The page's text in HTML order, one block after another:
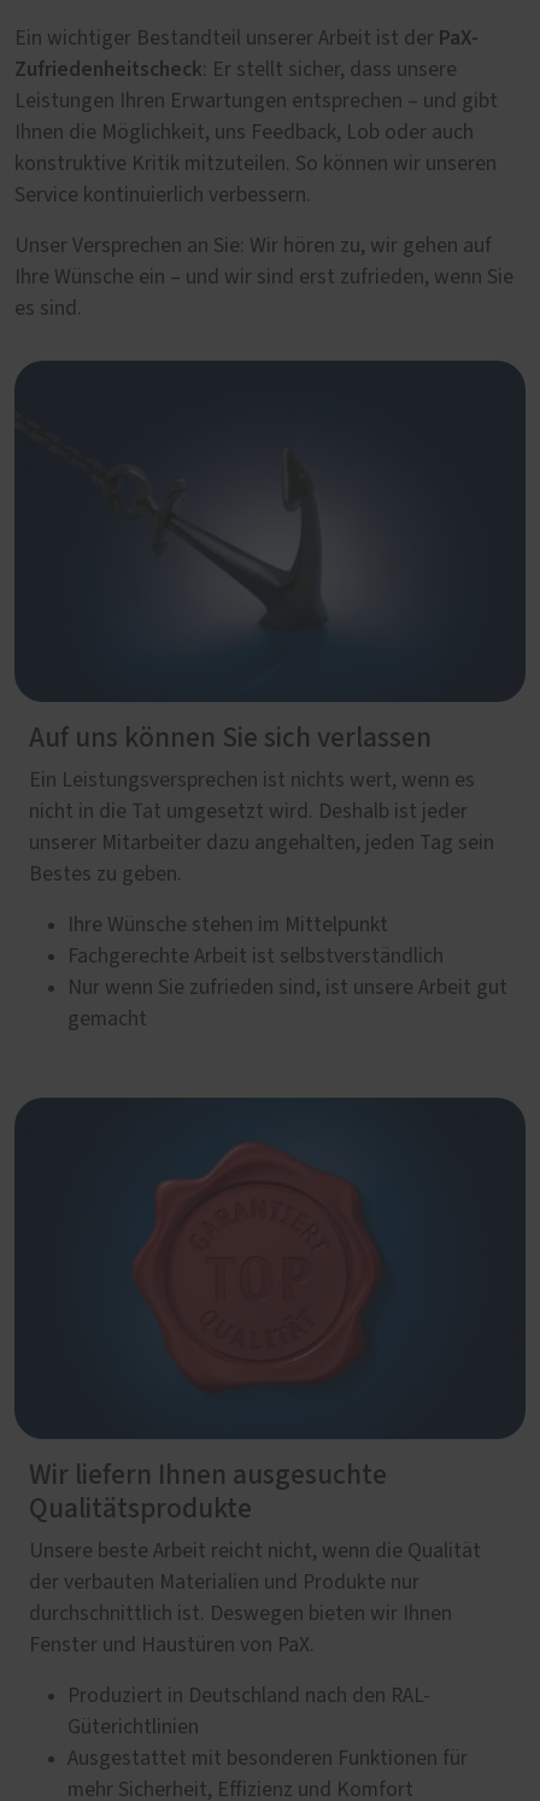
Ein wichtiger Bestandteil unserer Arbeit ist der PaX-
Zufriedenheitscheck: Er stellt sicher, dass unsere
Leistungen Ihren Erwartungen entsprechen – und gibt
Ihnen die Möglichkeit, uns Feedback, Lob oder auch
konstruktive Kritik mitzuteilen. So können wir unseren
Service kontinuierlich verbessern.
Unser Versprechen an Sie: Wir hören zu, wir gehen auf
Ihre Wünsche ein – und wir sind erst zufrieden, wenn Sie
es sind.
Auf uns können Sie sich verlassen
Ein Leistungsversprechen ist nichts wert, wenn es
nicht in die Tat umgesetzt wird. Deshalb ist jeder
unserer Mitarbeiter dazu angehalten, jeden Tag sein
Bestes zu geben.
Ihre Wünsche stehen im Mittelpunkt
Fachgerechte Arbeit ist selbstverständlich
Nur wenn Sie zufrieden sind, ist unsere Arbeit gut
gemacht
Wir liefern Ihnen ausgesuchte
Qualitätsprodukte
Unsere beste Arbeit reicht nicht, wenn die Qualität
der verbauten Materialien und Produkte nur
durchschnittlich ist. Deswegen bieten wir Ihnen
Fenster und Haustüren von PaX.
Produziert in Deutschland nach den RAL-
Güterichtlinien
Ausgestattet mit besonderen Funktionen für
mehr Sicherheit, Effizienz und Komfort